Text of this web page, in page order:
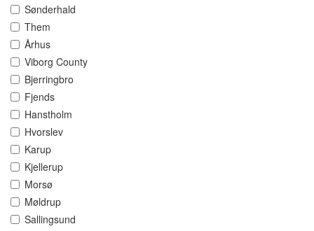
Sønderhald
Them
Århus
Viborg County
Bjerringbro
Fjends
Hanstholm
Hvorslev
Karup
Kjellerup
Morsø
Møldrup
Sallingsund